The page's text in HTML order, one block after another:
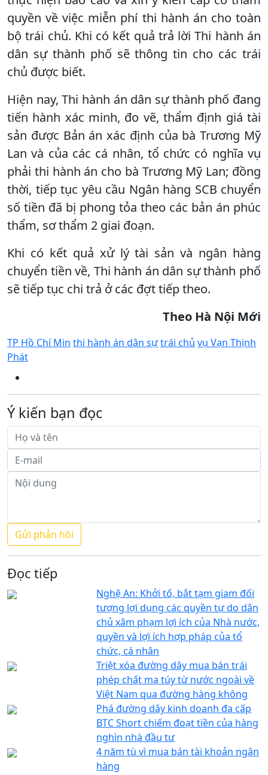
quyền về việc miễn phí thi hành án cho toàn
bộ trái chủ. Khi có kết quả trả lời Thi hành án
dân sự thành phố sẽ thông tin cho các trái
chủ được biết.
Hiện nay, Thi hành án dân sự thành phố đang
tiến hành xác minh, đo vẽ, thẩm định giá tài
sản được Bản án xác định của bà Trương Mỹ
Lan và của các cá nhân, tổ chức có nghĩa vụ
phải thi hành án cho bà Trương Mỹ Lan; đồng
thời, tiếp tục yêu cầu Ngân hàng SCB chuyển
số tiền đã bị phong tỏa theo các bản án phúc
thẩm, sơ thẩm 2 giai đoạn.
Khi có kết quả xử lý tài sản và ngân hàng
chuyển tiền về, Thi hành án dân sự thành phố
sẽ tiếp tục chi trả ở các đợt tiếp theo.
Theo Hà Nội Mới
TP Hồ Chí Min thi hành án dân sựtrái chủ vụ Vạn Thịnh
Phát
Ý kiến bạn đọc
Đọc tiếp
Nghệ An: Khởi tố, bắt tạm giam đối
tượng lợi dụng các quyền tự do dân
chủ xâm phạm lợi ích của Nhà nước,
quyền và lợi ích hợp pháp của tổ
chức, cá nhân
Triệt xóa đường dây mua bán trái
phép chất ma túy từ nước ngoài về
Việt Nam qua đường hàng không
Phá đường dây kinh doanh đa cấp
BTC Short chiếm đoạt tiền của hàng
nghìn nhà đầu tư
4 năm tù vì mua bán tài khoản ngân
hàng